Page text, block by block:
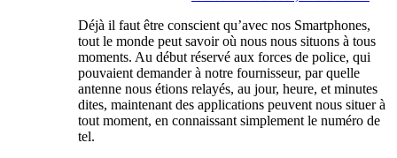
Déjà il faut être conscient qu’avec nos Smartphones,
tout le monde peut savoir où nous nous situons à tous
moments. Au début réservé aux forces de police, qui
pouvaient demander à notre fournisseur, par quelle
antenne nous étions relayés, au jour, heure, et minutes
dites, maintenant des applications peuvent nous situer à
tout moment, en connaissant simplement le numéro de
tel.